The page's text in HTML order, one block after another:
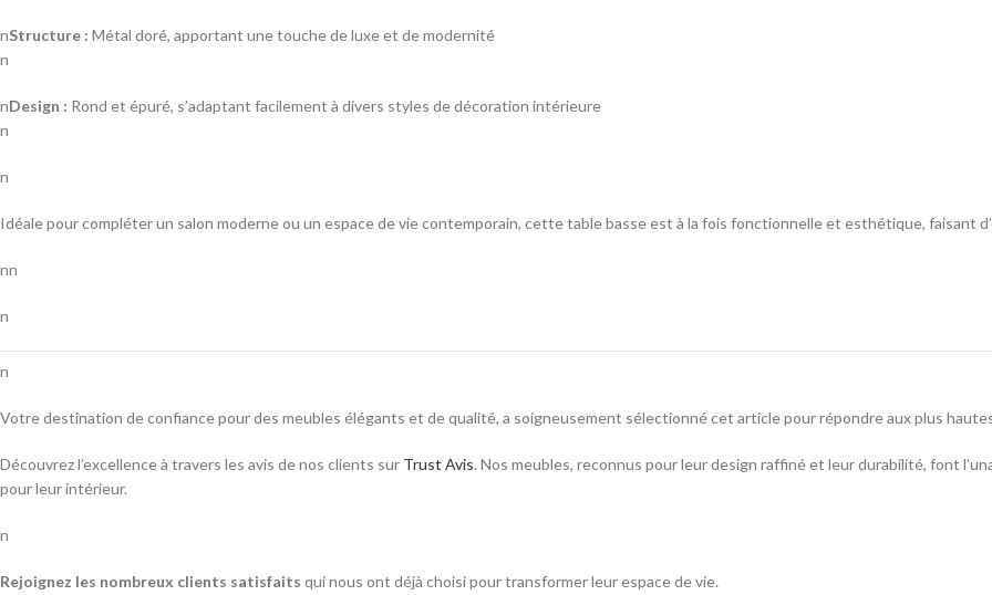
nStructure : Métal doré, apportant une touche de luxe et de modernité
n
nDesign : Rond et épuré, s’adaptant facilement à divers styles de décoration intérieure
n
n
Idéale pour compléter un salon moderne ou un espace de vie contemporain, cette table basse est à la fois fonctionnelle et esthétique, faisant
nn
n
n
Votre destination de confiance pour des meubles élégants et de qualité, a soigneusement sélectionné cet article pour répondre aux plus
Découvrez l’excellenceà travers les avis de nos clients sur Trust Avis. Nos meubles, reconnus pour leur design raffiné et leur durabilité, font
pour leur intérieur.
n
Rejoignez les nombreux clients satisfaits qui nous ont déjà choisi pour transformer leur espace de vie.